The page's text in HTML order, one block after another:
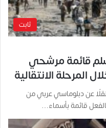
ثابت
قائمة مرشحي
المرحلة الانتقالية
نقلًا عن دبلوماسي عربي من
قائمة بأسماء…